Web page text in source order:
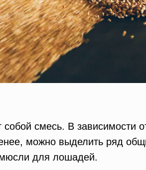
смесь. В зависимости
можно выделить ряд
для лошадей.